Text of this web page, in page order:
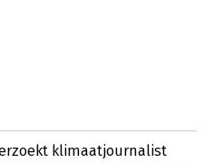
klimaatjournalist